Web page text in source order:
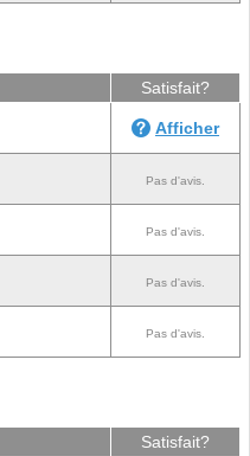
Satisfait?
Afficher
Pas d'avis.
Pas d'avis.
Pas d'avis.
Pas d'avis.
Satisfait?